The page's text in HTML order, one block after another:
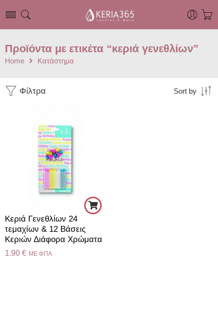
Προϊόντα με ετικέτα “κεριά γενεθλίων”
Home Κατάστημα
Φίλτρα Sort by
Κεριά Γενεθλίων 24
τεμαχίων & 12 Βάσεις
Κεριών Διάφορα Χρώματα
1.90 € ME ΦΠΑ